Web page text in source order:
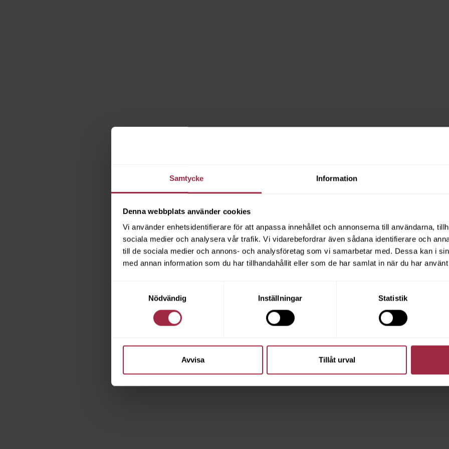
Samtycke Information
Denna webbplats använder cookies
Vi använder enhetsidentifierare för att anpassa innehållet och annonserna till användarna,
sociala medier och analysera vår trafik. Vi vidarebefordrar även sådana identifierare och
till de sociala medier och annons- och analysföretag som vi samarbetar med. Dessa kan i
med annan information som du har tillhandahållit eller som de har samlat in när du har
Nödvändig
Inställningar Statistik
Avvisa Tillåt urval